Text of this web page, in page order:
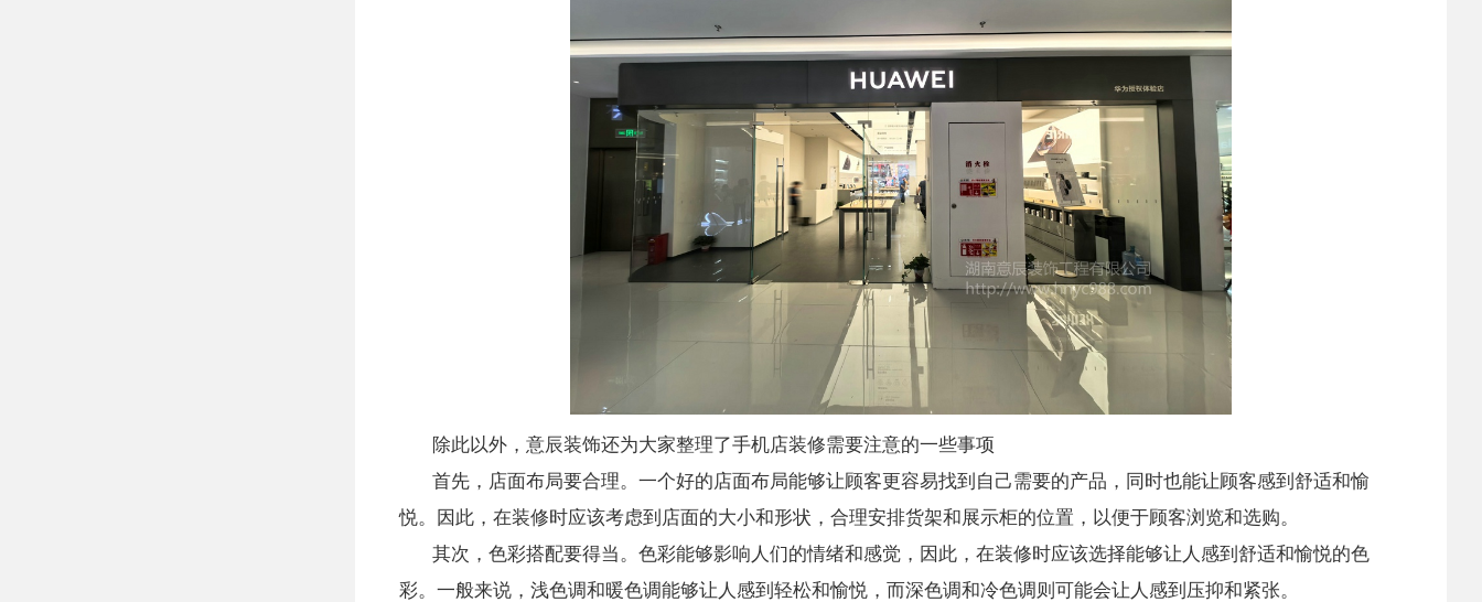
除此以外，意辰装饰还为大家整理了手机店装修需要注意的一些事项
首先，店面布局要合理。一个好的店面布局能够让顾客更容易找到自己需要的产品，同时也能让顾客感到舒适和愉
悦。因此，在装修时应该考虑到店面的大小和形状，合理安排货架和展示柜的位置，以便于顾客浏览和选购。
其次，色彩搭配要得当。色彩能够影响人们的情绪和感觉，因此，在装修时应该选择能够让人感到舒适和愉悦的色
彩。一般来说，浅色调和暖色调能够让人感到轻松和愉悦，而深色调和冷色调则可能会让人感到压抑和紧张。